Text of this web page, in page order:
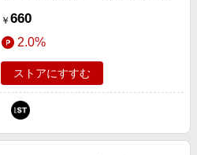
スティ（旧ドットエスティ）
￥ 660
2.0%
ストアにすすむ